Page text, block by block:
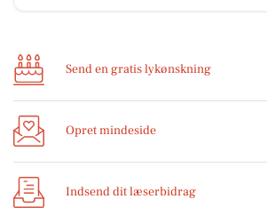
Send en gratis lykønskning
Opret mindeside
Indsend dit læserbidrag